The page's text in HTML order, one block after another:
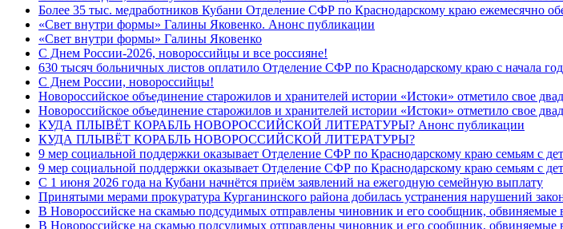
Более 35 тыс. медработников Кубани Отделение СФР по Краснодарскому краю ежемесячно
«Свет внутри формы» Галины Яковенко. Анонс публикации
«Свет внутри формы» Галины Яковенко
C Днем России-2026, новороссийцы и все россияне!
630 тысяч больничных листов оплатило Отделение СФР по Краснодарскому краю с начала
C Днем России, новороссийцы!
Новороссийское объединение старожилов и хранителей истории «Истоки» отметило свое
Новороссийское объединение старожилов и хранителей истории «Истоки» отметило свое
КУДА ПЛЫВЁТ КОРАБЛЬ НОВОРОССИЙСКОЙ ЛИТЕРАТУРЫ? Анонс публикации
КУДА ПЛЫВЁТ КОРАБЛЬ НОВОРОССИЙСКОЙ ЛИТЕРАТУРЫ?
9 мер социальной поддержки оказывает Отделение СФР по Краснодарскому краю семьям с
9 мер социальной поддержки оказывает Отделение СФР по Краснодарскому краю семьям с
С 1 июня 2026 года на Кубани начнётся приём заявлений на ежегодную семейную выплату
Принятыми мерами прокуратура Курганинского района добилась устранения нарушений
В Новороссийске на скамью подсудимых отправлены чиновник и его сообщник,
В Новороссийске на скамью подсудимых отправлены чиновник и его сообщник, обвиняемые